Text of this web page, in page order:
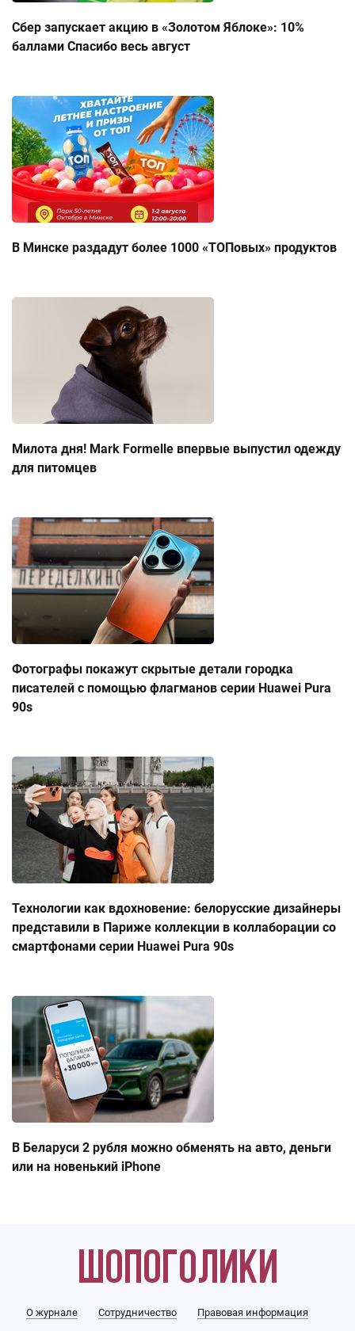
Сбер запускает акцию в «Золотом Яблоке»: 10%
баллами Спасибо весь август
В Минске раздадут более 1000 «ТОПовых» продуктов
Милота дня! Mark Formelle впервые выпустил одежду
для питомцев
Фотографы покажут скрытые детали городка
писателей с помощью флагманов серии Huawei Pura
90s
Технологии как вдохновение: белорусские дизайнеры
представили в Париже коллекции в коллаборации со
смартфонами серии Huawei Pura 90s
В Беларуси 2 рубля можно обменять на авто, деньги
или на новенький iPhone
О журнале Сотрудничество Правовая информация